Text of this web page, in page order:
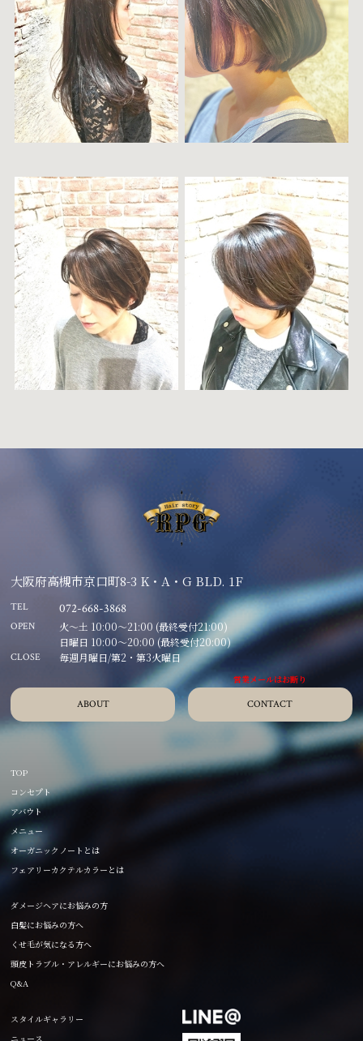
大阪府高槻市京口町8-3 K・A・G BLD. 1F
TEL 072-668-3868
OPEN
火～土 10:00～21:00 (最終受付21:00)
日曜日 10:00～20:00 (最終受付20:00)
CLOSE 毎週月曜日/第2・第3火曜日
ABOUT CONTACT
TOP
コンセプト
アバウト
メニュー
オーガニックノートとは
フェアリーカクテルカラーとは
ダメージヘアにお悩みの方
白髪にお悩みの方へ
くせ毛が気になる方へ
頭皮トラブル・アレルギーにお悩みの方へ
Q&A
スタイルギャラリー
ニュース